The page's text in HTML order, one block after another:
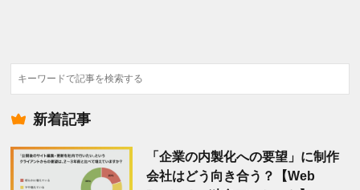
検
索
新着記事
「企業の内製化への要望」に制作
会社はどう向き合う？【Web